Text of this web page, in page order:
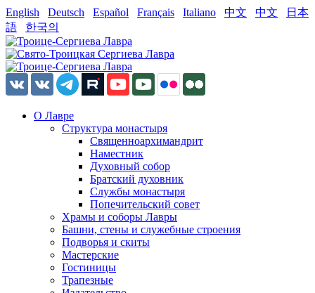
English Deutsch Español Français Italiano 中文 中文
日本
語
한국의
О Лавре
Структура монастыря
Священноархимандрит
Наместник
Духовный собор
Братский духовник
Службы монастыря
Попечительский совет
Храмы и соборы Лавры
Башни, стены и служебные строения
Подворья и скиты
Мастерские
Гостиницы
Трапезные